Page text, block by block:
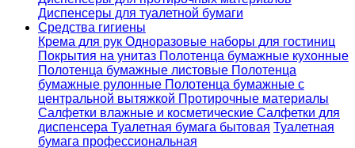
Диспенсеры для туалетной бумаги
Средства гигиены
Крема для рук Одноразовые наборы для гостиниц
Покрытия на унитаз Полотенца бумажные кухонные
Полотенца бумажные листовые Полотенца
бумажные рулонные Полотенца бумажные с
центральной вытяжкой Протирочные материалы
Салфетки влажные и косметические Салфетки для
диспенсера Туалетная бумага бытовая Туалетная
бумага профессиональная